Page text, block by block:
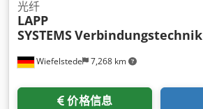
Wiefelstede 7,268 km
光纤
LAPP
SYSTEMSVerbindungstechnik
价格信息